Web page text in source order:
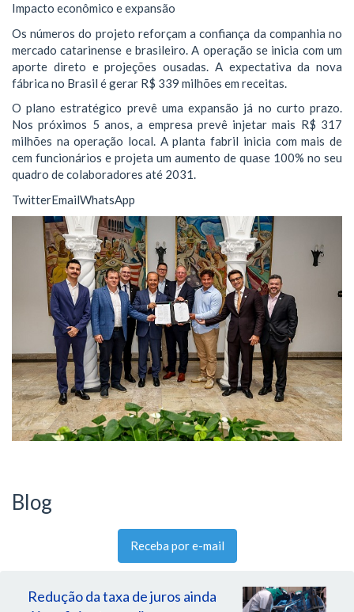
Impacto econômico e expansão
Os números do projeto reforçam a confiança da companhia no
mercado catarinense e brasileiro. A operação se inicia com um
aporte direto e projeções ousadas. A expectativa da nova
fábrica no Brasil é gerar R$ 339 milhões em receitas.
O plano estratégico prevê uma expansão já no curto prazo.
Nos próximos 5 anos, a empresa prevê injetar mais R$ 317
milhões na operação local. A planta fabril inicia com mais de
cem funcionários e projeta um aumento de quase 100% no seu
quadro de colaboradores até 2031.
TwitterEmailWhatsApp
Blog
Receba por e-mail
Redução da taxa de juros ainda